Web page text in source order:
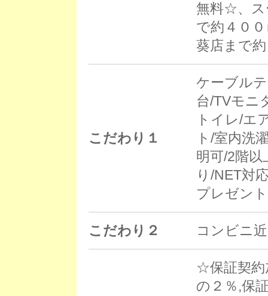
無料☆、ス
で約４０
葵店まで
こだわり１
ケーブル
台/TVモニ
トイレ/エ
ト/室内洗
明可/2階以
り/NET対
プレゼン
こだわり２ コンビニ
☆保証契約
の２％,保